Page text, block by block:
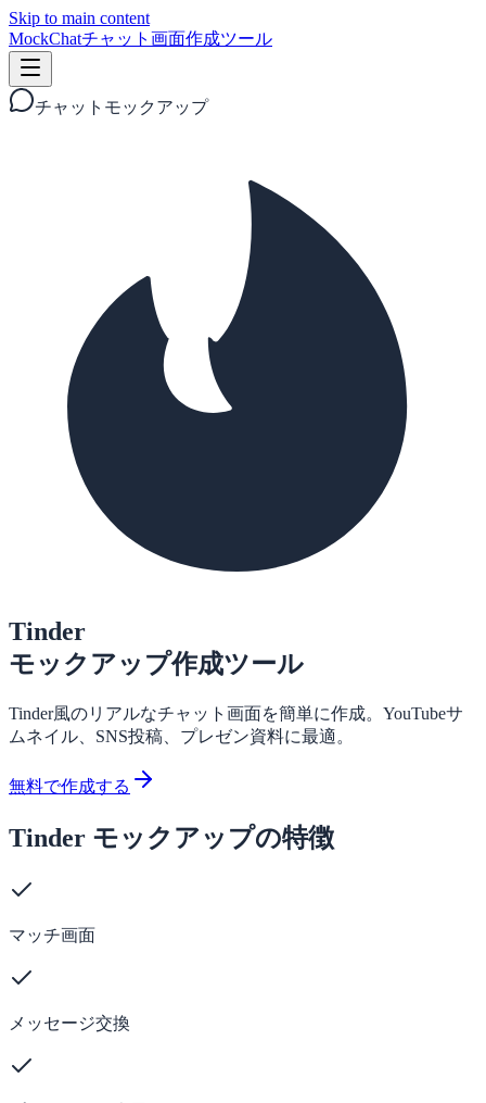
Skip to main content
MockChatチャット画面作成ツール
チャットモックアップ
Tinder
モックアップ作成ツール
Tinder風のリアルなチャット画面を簡単に作成。YouTubeサ
ムネイル、SNS投稿、プレゼン資料に最適。
無料で作成する
Tinder モックアップの特徴
マッチ画面
メッセージ交換